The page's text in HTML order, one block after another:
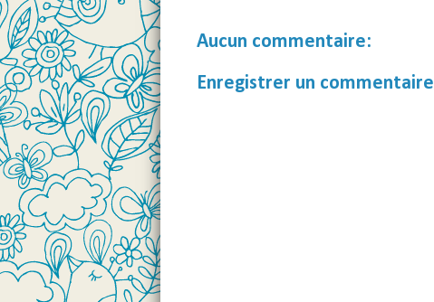
Aucun commentaire:
Enregistrer un commentaire